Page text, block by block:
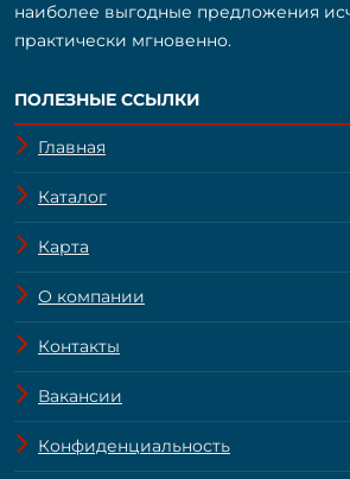
наиболее выгодные предложения
практически мгновенно.
ПОЛЕЗНЫЕ ССЫЛКИ
Главная
Каталог
Карта
О компании
Контакты
Вакансии
Конфиденциальность